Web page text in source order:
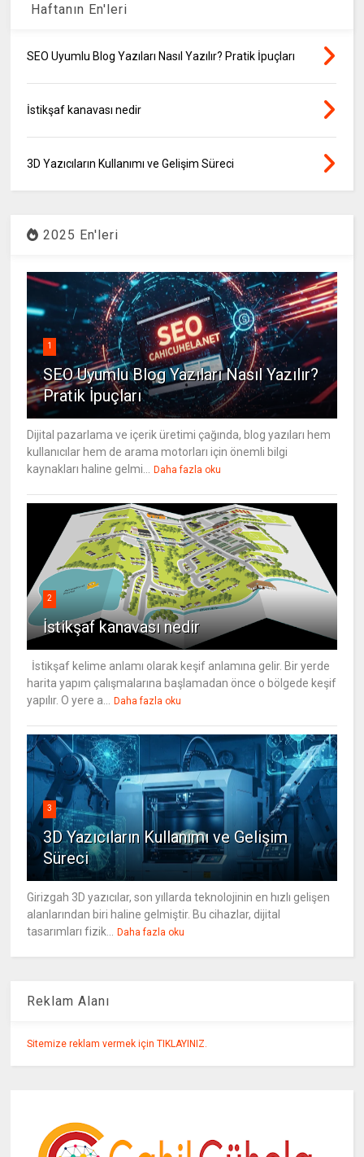
Haftanın En'leri
SEO Uyumlu Blog Yazıları Nasıl Yazılır? Pratik İpuçları
İstikşaf kanavası nedir
3D Yazıcıların Kullanımı ve Gelişim Süreci
2025 En'leri
1
SEO Uyumlu Blog Yazıları Nasıl Yazılır?
Pratik İpuçları
Dijital pazarlama ve içerik üretimi çağında, blog yazıları hem
kullanıcılar hem de arama motorları için önemli bilgi
kaynakları haline gelmi...
Daha fazla oku
2
İstikşaf kanavası nedir
İstikşaf kelime anlamı olarak keşif anlamına gelir. Bir yerde
harita yapım çalışmalarına başlamadan önce o bölgede keşif
yapılır. O yere a...
Daha fazla oku
3
3D Yazıcıların Kullanımı ve Gelişim
Süreci
Girizgah 3D yazıcılar, son yıllarda teknolojinin en hızlı gelişen
alanlarından biri haline gelmiştir. Bu cihazlar, dijital
tasarımları fizik...
Daha fazla oku
Reklam Alanı
Sitemize reklam vermek için TIKLAYINIZ.